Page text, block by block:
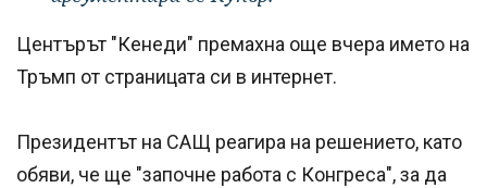
Центърът "Кенеди" премахна още вчера името на
Тръмп от страницата си в интернет.
Президентът на САЩ реагира на решението, като
обяви, че ще "започне работа с Конгреса", за да